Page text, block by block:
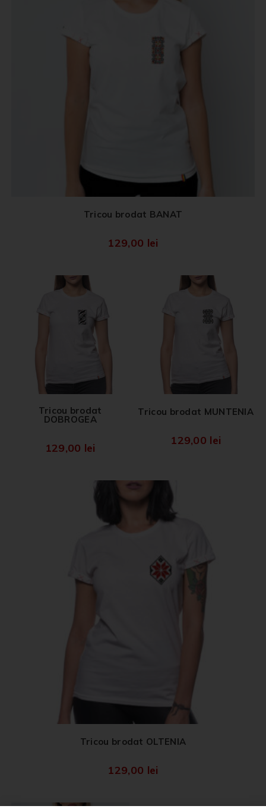
Tricou brodat BANAT
129,00 lei
Tricou brodat
DOBROGEA
129,00 lei
Tricou brodat MUNTENIA
129,00 lei
Tricou brodat OLTENIA
129,00 lei